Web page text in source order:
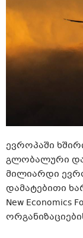
ევროპაში
გლობალური
მილიარდი
დამატებითი
New Economics